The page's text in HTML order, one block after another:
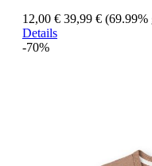
12,00 € 39,99 € (69.99%
Details
-70%